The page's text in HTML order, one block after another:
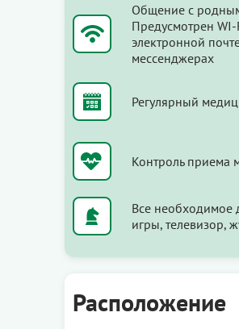
Общение с
Предусмотрен
электронной
мессенджерах
Регулярный
Контроль приема
Все необходимое
игры, телевизор,
Расположение